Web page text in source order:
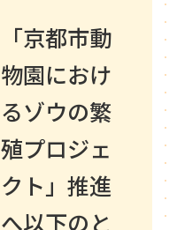
「京都市動
物園におけ
るゾウの繁
殖プロジェ
クト」推進
へ以下のと